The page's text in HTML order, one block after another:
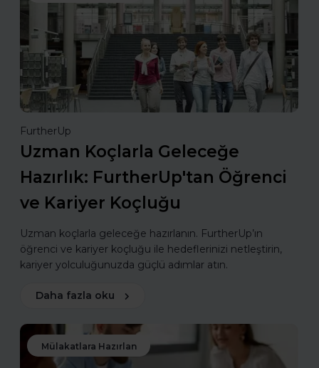
FurtherUp
Uzman Koçlarla Geleceğe
Hazırlık: FurtherUp'tan Öğrenci
ve Kariyer Koçluğu
Uzman koçlarla geleceğe hazırlanın. FurtherUp’ın
öğrenci ve kariyer koçluğu ile hedeflerinizi netleştirin,
kariyer yolculuğunuzda güçlü adımlar atın.
Daha fazla oku
Mülakatlara Hazırlan